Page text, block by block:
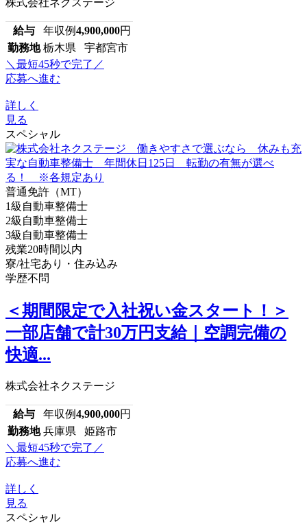
株式会社ネクステージ
給与 年収例4,900,000円
勤務地 栃木県 宇都宮市
＼最短45秒で完了／
応募へ進む
詳しく
見る
スペシャル
普通免許（MT）
1級自動車整備士
2級自動車整備士
3級自動車整備士
残業20時間以内
寮/社宅あり・住み込み
学歴不問
＜期間限定で入社祝い金スタート！＞
一部店舗で計30万円支給｜空調完備の
快適...
株式会社ネクステージ
給与 年収例4,900,000円
勤務地 兵庫県 姫路市
＼最短45秒で完了／
応募へ進む
詳しく
見る
スペシャル